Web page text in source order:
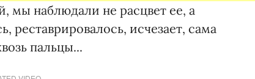
мы наблюдали не расцвет ее, а
реставрировалось, исчезает, сама
пальцы...